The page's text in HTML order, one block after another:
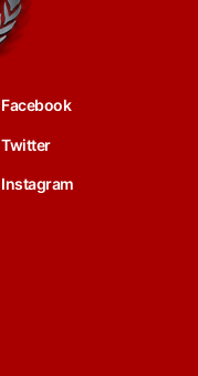
Facebook
Twitter
Instagram